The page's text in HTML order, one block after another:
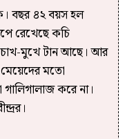
বছর ৪২ বয়স হল
রেখেছে কচি
মুখে টান আছে। আর
মতো
গালিগালাজ করে না।